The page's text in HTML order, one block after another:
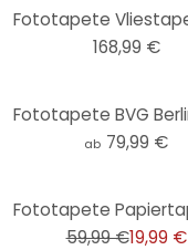
168,99 €
ab 79,99 €
59,99 €19,99 €